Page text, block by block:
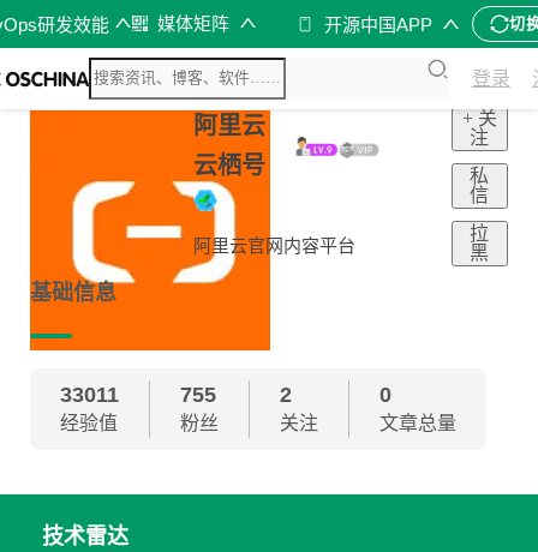
研发效能 媒体矩阵 开源中国APP 切
登录
阿里云
云栖号
阿里云官网内容平台
+ 关
注
私
信
拉
黑
基础信息
33011
经验值
755
粉丝
2
关注
0
文章总量
技术雷达